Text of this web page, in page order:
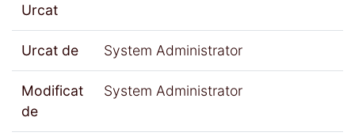
Urcat
Urcat de System Administrator
Modificat
de
System Administrator